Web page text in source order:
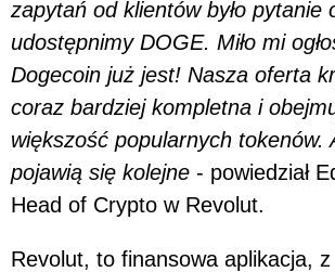
zapytań od klientów było pytanie
udostępnimy DOGE. Miło mi
Dogecoin już jest! Nasza oferta
coraz bardziej kompletna i
większość popularnych tokenów.
pojawią się kolejne - powiedział
Head of Crypto w Revolut.
Revolut, to finansowa aplikacja,